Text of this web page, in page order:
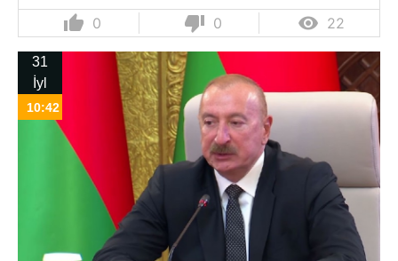
thumb_up 0 thumb_down 0  22
31
İyl
10:42